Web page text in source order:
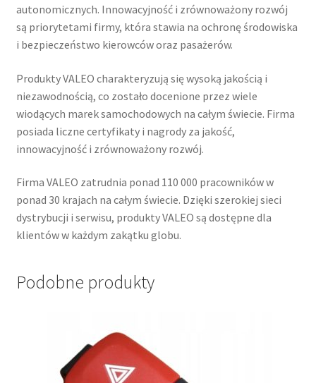
autonomicznych. Innowacyjność i zrównoważony rozwój
są priorytetami firmy, która stawia na ochronę środowiska
i bezpieczeństwo kierowców oraz pasażerów.
Produkty VALEO charakteryzują się wysoką jakością i
niezawodnością, co zostało docenione przez wiele
wiodących marek samochodowych na całym świecie. Firma
posiada liczne certyfikaty i nagrody za jakość,
innowacyjność i zrównoważony rozwój.
Firma VALEO zatrudnia ponad 110 000 pracowników w
ponad 30 krajach na całym świecie. Dzięki szerokiej sieci
dystrybucji i serwisu, produkty VALEO są dostępne dla
klientów w każdym zakątku globu.
Podobne produkty